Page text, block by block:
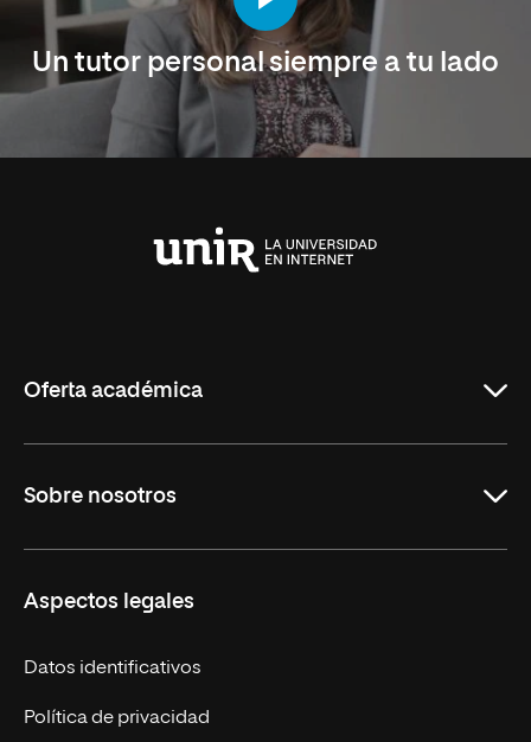
Un tutor personal siempre a tu lado
Oferta académica
Licenciaturas en línea
Cursos Europeos
Títulos Americanos
Alianza Newman
Sobre nosotros
Nuestros alumnos
Únete a nosotros
Actualidad
Aspectos legales
Datos identificativos
Política de privacidad